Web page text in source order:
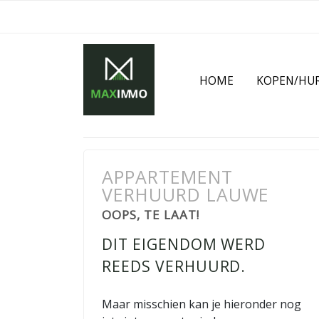
HOME KOPEN/
APPARTEMENT
VERHUURD LAUWE
OOPS, TE LAAT!
DIT EIGENDOM WERD
REEDS VERHUURD.
Maar misschien kan je hieronder nog